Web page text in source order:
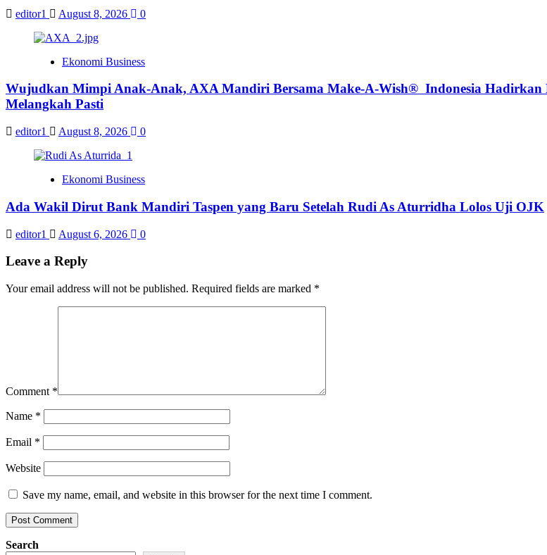
editor1 August 8, 2026 0
Ekonomi Business
Wujudkan Mimpi Anak-Anak, AXA Mandiri Bersama Make-A-Wish® Indonesia Hadirkan
Melangkah Pasti
editor1 August 8, 2026 0
Ekonomi Business
Ada Wakil Dirut Bank Mandiri Taspen yang Baru Setelah Rudi As Aturridha Lolos Uji OJK
editor1 August 6, 2026 0
Leave a Reply
Your email address will not be published. Required fields are marked *
Comment *
Name *
Email *
Website
Save my name, email, and website in this browser for the next time I comment.
Search